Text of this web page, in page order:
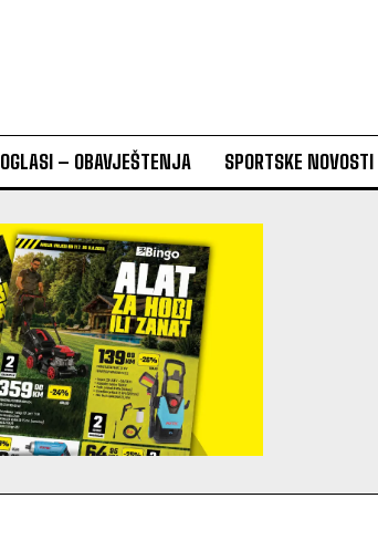
OGLASI – OBAVJEŠTENJA SPORTSKE NOVOSTI